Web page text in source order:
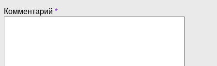
Комментарий *